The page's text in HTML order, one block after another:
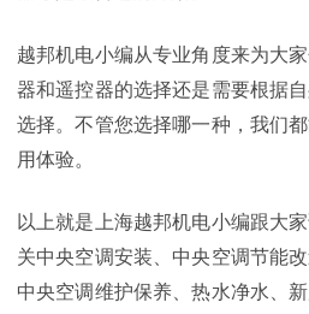
越邦机电小编从专业角度来为大
器和遥控器的选择还是需要根据
选择。不管您选择哪一种，我们
用体验。
以上就是上海越邦机电小编跟大
关中央空调安装、中央空调节能
中央空调维护保养、热水净水、